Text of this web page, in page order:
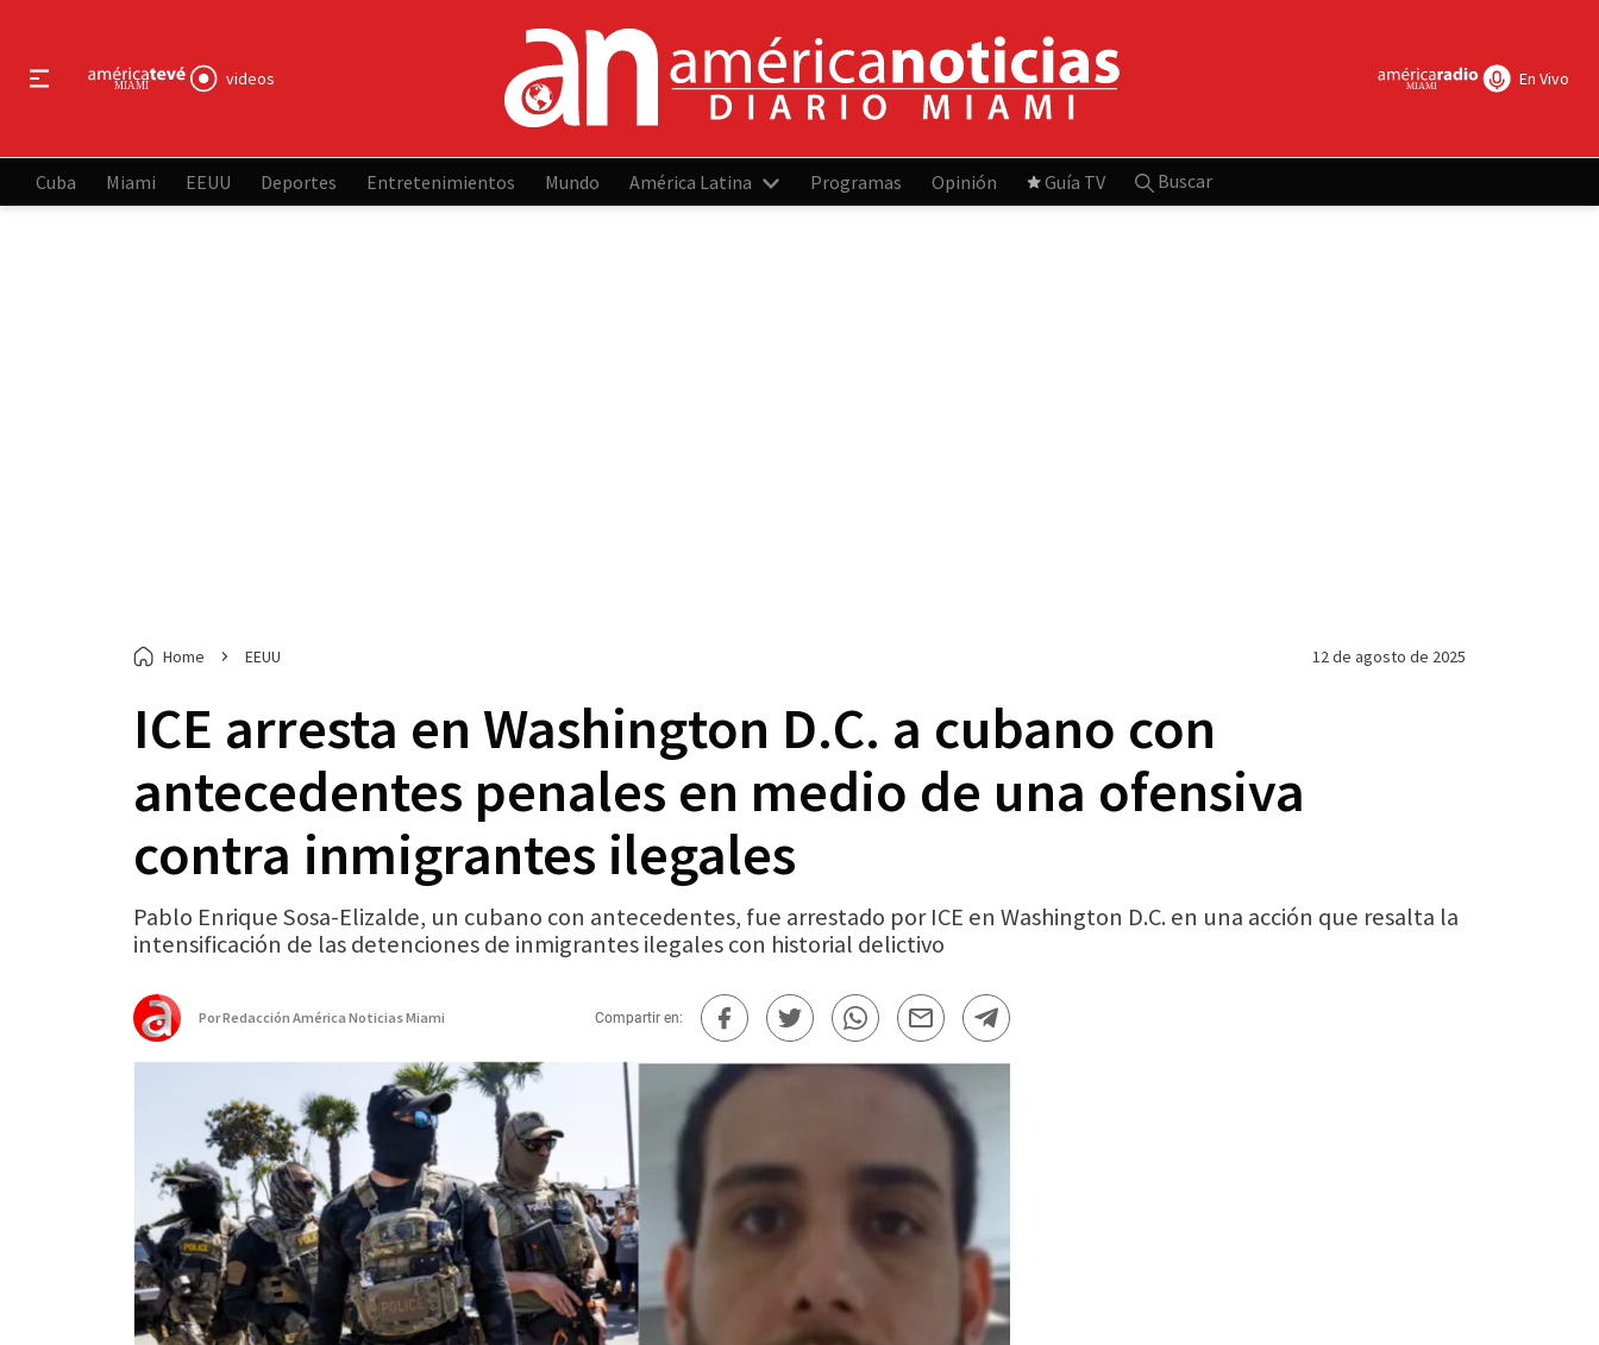
videos En Vivo
Cuba Miami EEUU Deportes Entretenimientos Mundo América Latina Programas Opinión Guía TV Buscar
Home EEUU 12 de agosto de 2025
ICE arresta en Washington D.C. a cubano con
antecedentes penales en medio de una ofensiva
contra inmigrantes ilegales
Pablo Enrique Sosa-Elizalde, un cubano con antecedentes, fue arrestado por ICE en Washington D.C. en una acción que resalta la
intensificación de las detenciones de inmigrantes ilegales con historial delictivo
PorRedacción América Noticias Miami Compartir en: